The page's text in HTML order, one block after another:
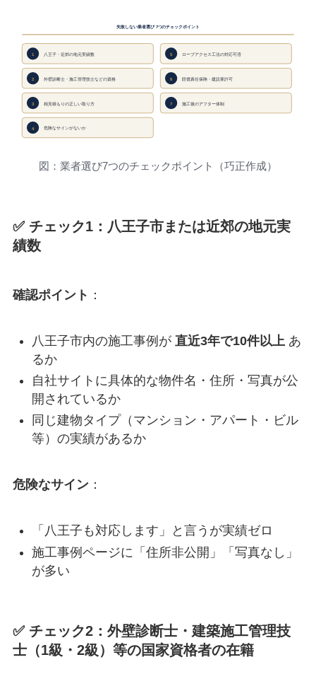
失敗しない業者選び 7つのチェックポイント
1 八王子・近郊の地元実績数
2 外壁診断士・施工管理技士などの資格
3 相見積もりの正しい取り方
4 危険なサインがないか
5 ロープアクセス工法の対応可否
6 賠償責任保険・建設業許可
7 施工後のアフター体制
図：業者選び7つのチェックポイント（巧正作成）
✅ チェック1：八王子市または近郊の地元実
績数
確認ポイント ：
八王子市内の施工事例が 直近3年で10件以上 あ
るか
自社サイトに具体的な物件名・住所・写真が公
開されているか
同じ建物タイプ（マンション・アパート・ビル
等）の実績があるか
危険なサイン：
「八王子も対応します」と言うが実績ゼロ
施工事例ページに「住所非公開」「写真なし」
が多い
✅ チェック2：外壁診断士・建築施工管理技
士（1級・2級）等の国家資格者の在籍